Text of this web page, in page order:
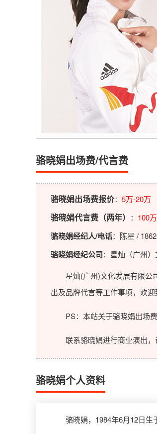
骆晓娟出场费/代言费
骆晓娟出场费报价： 5万-20万
骆晓娟代言费（两年） ： 100
骆晓娟经纪人/电话：陈星 /
骆晓娟经纪公司：星灿（广州
星灿(广州)文化发展有限公
出及品牌代言等工作事项，欢
PS：本站关于骆晓娟出场费
联系骆晓娟进行商业演出，
骆晓娟个人资料
骆晓娟，1984年6月12日生